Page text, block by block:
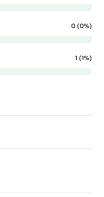
0 (0%)
1 (1%)